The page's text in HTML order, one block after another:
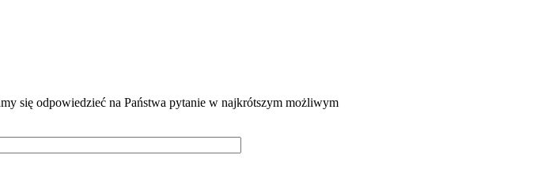
się odpowiedzieć na Państwa pytanie w najkrótszym możliwym